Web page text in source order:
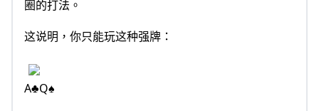
圈的打法。
这说明，你只能玩这种强牌：
A♣Q♠